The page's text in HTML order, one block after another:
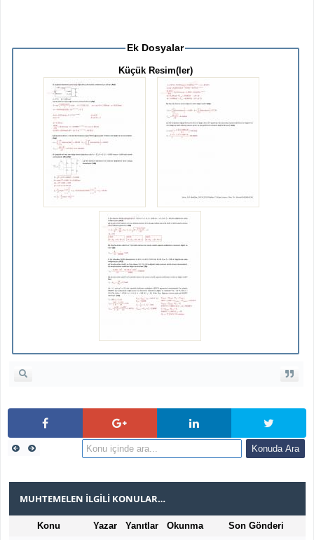
Ek Dosyalar
Küçük Resim(ler)
MUHTEMELEN İLGILI KONULAR…
Konu Yazar Yanıtlar Okunma Son Gönderi